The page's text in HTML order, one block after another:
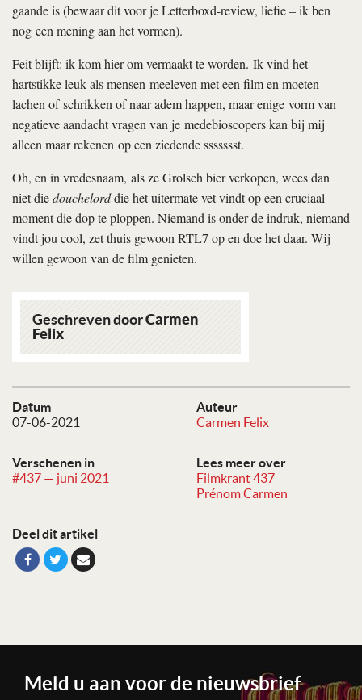
Datum
07-06-2021
Auteur
Carmen Felix
Verschenen in
#437 — juni 2021
Lees meer over
Filmkrant 437
Prénom Carmen
Deel dit artikel
gaande is (bewaar dit voor je Letterboxd-review, liefie – ik ben
nog een mening aan het vormen).
Feit blijft: ik kom hier om vermaakt te worden. Ik vind het
hartstikke leuk als mensen meeleven met een film en moeten
lachen of schrikken of naar adem happen, maar enige vorm van
negatieve aandacht vragen van je medebioscopers kan bij mij
alleen maar rekenen op een ziedende ssssssst.
Oh, en in vredesnaam, als ze Grolsch bier verkopen, wees dan
niet diedouchelorddie het uitermate vet vindt op een cruciaal
moment die dop te ploppen. Niemand is onder de indruk, niemand
vindt jou cool, zet thuis gewoon RTL7 op en doe het daar. Wij
willen gewoon van de film genieten.
Geschreven doorCarmen
Felix
Meld u aan voor de nieuwsbrief